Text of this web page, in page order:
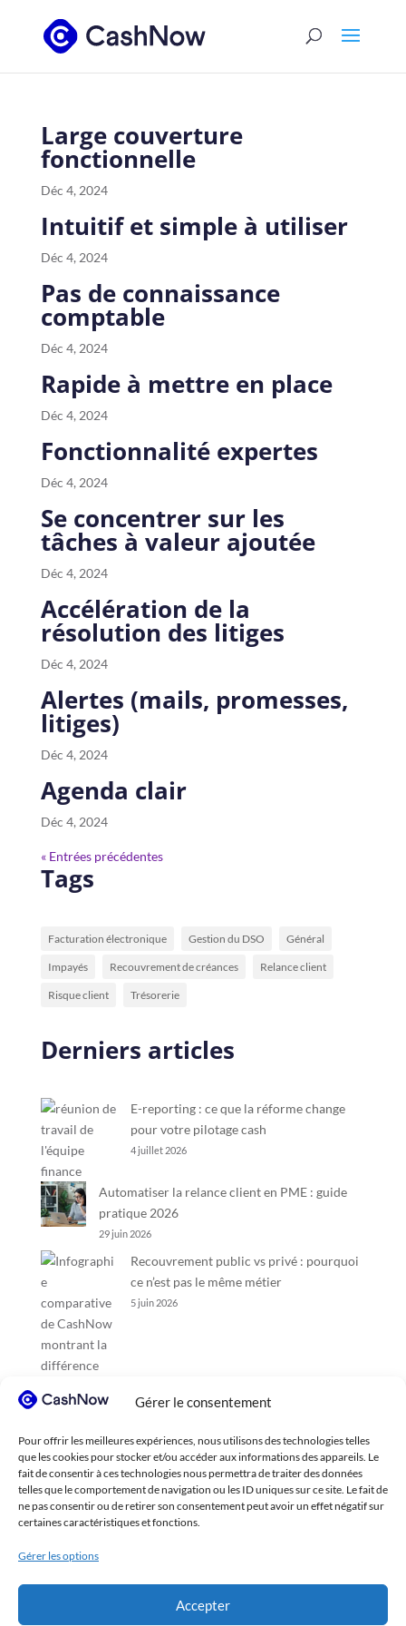
Gérer le consentement
Pour offrir les meilleures expériences, nous utilisons des technologies telles
que les cookies pour stocker et/ou accéder aux informations des appareils. Le
fait de consentir à ces technologies nous permettra de traiter des données
telles que le comportement de navigation ou les ID uniques sur ce site. Le fait de
ne pas consentir ou de retirer son consentement peut avoir un effet négatif sur
certaines caractéristiques et fonctions.
Gérer les options
Accepter
Large couverture
fonctionnelle
Déc 4, 2024
Intuitif et simple à utiliser
Déc 4, 2024
Pas de connaissance
comptable
Déc 4, 2024
Rapide à mettre en place
Déc 4, 2024
Fonctionnalité expertes
Déc 4, 2024
Se concentrer sur les
tâches à valeur ajoutée
Déc 4, 2024
Accélération de la
résolution des litiges
Déc 4, 2024
Alertes (mails, promesses,
litiges)
Déc 4, 2024
Agenda clair
Déc 4, 2024
« Entrées précédentes
Tags
Facturation électronique Gestion du DSO Général
Impayés Recouvrement de créances Relance client
Risque client Trésorerie
Derniers articles
E-reporting : ce que la réforme change
pour votre pilotage cash
4 juillet 2026
Automatiser la relance client en PME : guide
pratique 2026
29 juin 2026
Recouvrement public vs privé : pourquoi
ce n’est pas le même métier
5 juin 2026